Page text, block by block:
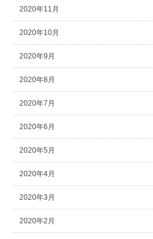
2020年11月
2020年10月
2020年9月
2020年8月
2020年7月
2020年6月
2020年5月
2020年4月
2020年3月
2020年2月